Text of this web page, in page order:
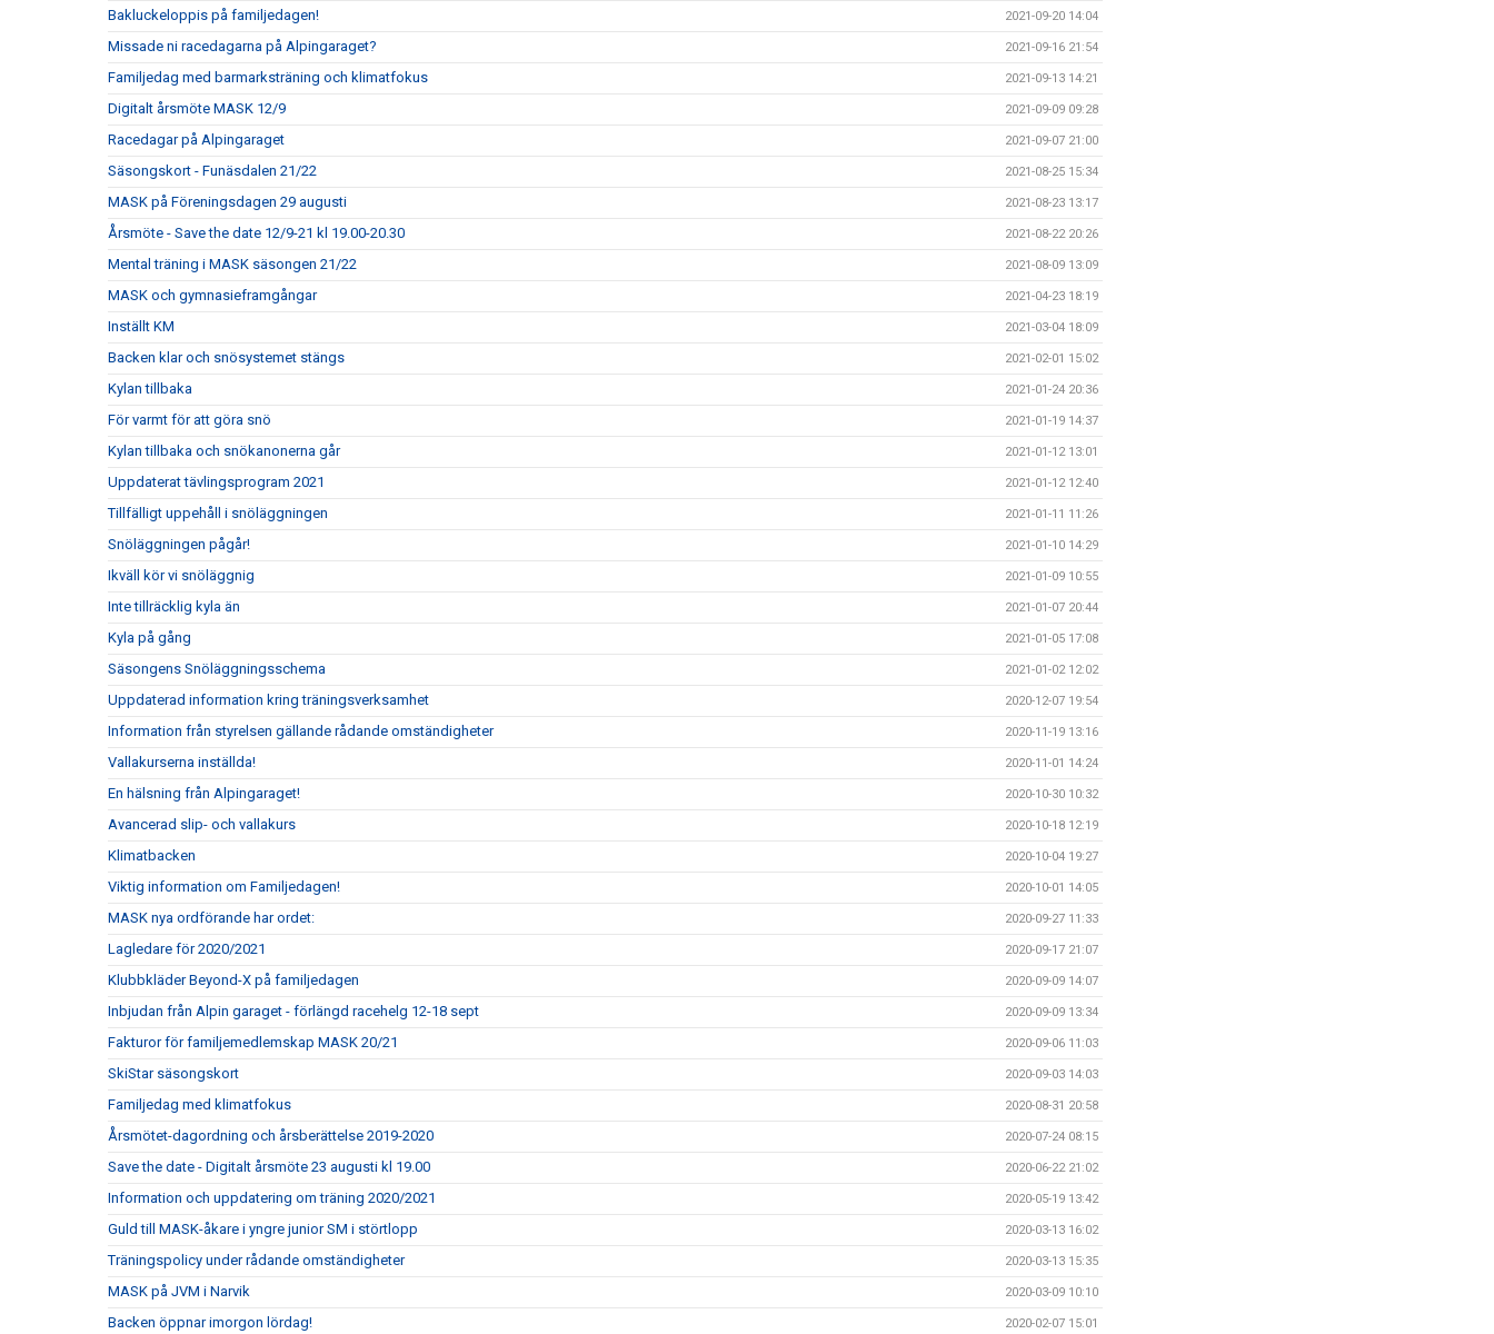
Bakluckeloppis på familjedagen! 2021-09-20 14:04
Missade ni racedagarna på Alpingaraget? 2021-09-16 21:54
Familjedag med barmarksträning och klimatfokus 2021-09-13 14:21
Digitalt årsmöte MASK 12/9 2021-09-09 09:28
Racedagar på Alpingaraget 2021-09-07 21:00
Säsongskort - Funäsdalen 21/22 2021-08-25 15:34
MASK på Föreningsdagen 29 augusti 2021-08-23 13:17
Årsmöte - Save the date 12/9-21 kl 19.00-20.30 2021-08-22 20:26
Mental träning i MASK säsongen 21/22 2021-08-09 13:09
MASK och gymnasieframgångar 2021-04-23 18:19
Inställt KM 2021-03-04 18:09
Backen klar och snösystemet stängs 2021-02-01 15:02
Kylan tillbaka 2021-01-24 20:36
För varmt för att göra snö 2021-01-19 14:37
Kylan tillbaka och snökanonerna går 2021-01-12 13:01
Uppdaterat tävlingsprogram 2021 2021-01-12 12:40
Tillfälligt uppehåll i snöläggningen 2021-01-11 11:26
Snöläggningen pågår! 2021-01-10 14:29
Ikväll kör vi snöläggnig 2021-01-09 10:55
Inte tillräcklig kyla än 2021-01-07 20:44
Kyla på gång 2021-01-05 17:08
Säsongens Snöläggningsschema 2021-01-02 12:02
Uppdaterad information kring träningsverksamhet 2020-12-07 19:54
Information från styrelsen gällande rådande omständigheter 2020-11-19 13:16
Vallakurserna inställda! 2020-11-01 14:24
En hälsning från Alpingaraget! 2020-10-30 10:32
Avancerad slip- och vallakurs 2020-10-18 12:19
Klimatbacken 2020-10-04 19:27
Viktig information om Familjedagen! 2020-10-01 14:05
MASK nya ordförande har ordet: 2020-09-27 11:33
Lagledare för 2020/2021 2020-09-17 21:07
Klubbkläder Beyond-X på familjedagen 2020-09-09 14:07
Inbjudan från Alpin garaget - förlängd racehelg 12-18 sept 2020-09-09 13:34
Fakturor för familjemedlemskap MASK 20/21 2020-09-06 11:03
SkiStar säsongskort 2020-09-03 14:03
Familjedag med klimatfokus 2020-08-31 20:58
Årsmötet-dagordning och årsberättelse 2019-2020 2020-07-24 08:15
Save the date - Digitalt årsmöte 23 augusti kl 19.00 2020-06-22 21:02
Information och uppdatering om träning 2020/2021 2020-05-19 13:42
Guld till MASK-åkare i yngre junior SM i störtlopp 2020-03-13 16:02
Träningspolicy under rådande omständigheter 2020-03-13 15:35
MASK på JVM i Narvik 2020-03-09 10:10
Backen öppnar imorgon lördag! 2020-02-07 15:01